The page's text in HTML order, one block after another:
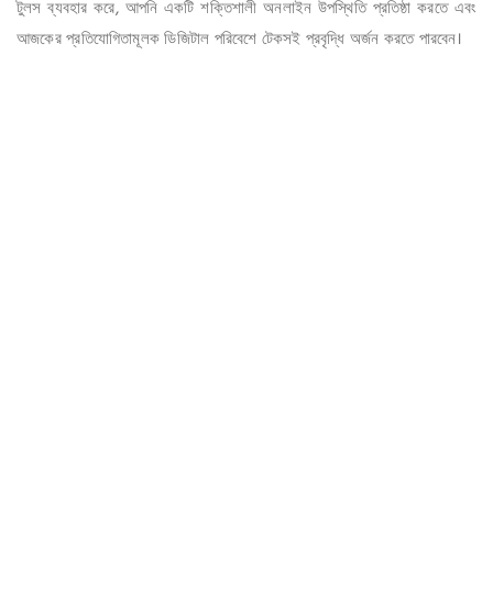
টুলস ব্যবহার করে, আপনি একটি শক্তিশালী অনলাইন উপস্থিতি প্রতিষ্ঠা করতে এবং
আজকের প্রতিযোগিতামূলক ডিজিটাল পরিবেশে টেকসই প্রবৃদ্ধি অর্জন করতে পারবেন।